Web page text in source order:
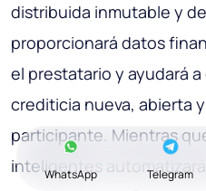
distribuida inmutable y
proporcionará datos
el prestatario y ayudará
crediticia nueva, abierta
participante. Mientras
inteligentes
WhatsApp Telegram